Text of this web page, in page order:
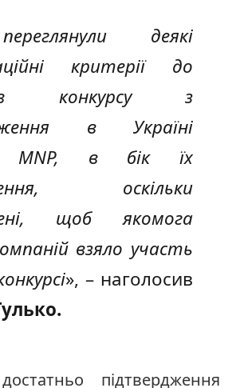
деякі
критерії до
конкурсу з
в Україні
MNP, в бік їх
оскільки
щоб якомога
взяло участь
», – наголосив
підтвердження